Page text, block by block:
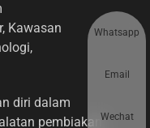
Kawasan
diri dalam
pembiakan
Whatsapp
Email
Wechat